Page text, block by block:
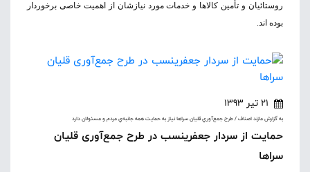
روستائیان و تأمین کالاها و خدمات مورد نیازشان از اهمیت خاصی برخوردار
بوده اند.
21 تیر 1393
به گزارش مازند اصناف / طرح جمع‌آوري قليان سراها نياز به حمايت همه جانبه‌ي مردم و مسئولان دارد
حمایت از سردار جعفری‎نسب در طرح جمع‌آوری قلیان
سراها